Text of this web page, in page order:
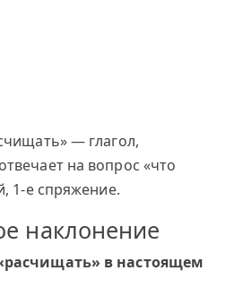
— глагол,
на вопрос «что
1-е спряжение.
наклонение
в настоящем